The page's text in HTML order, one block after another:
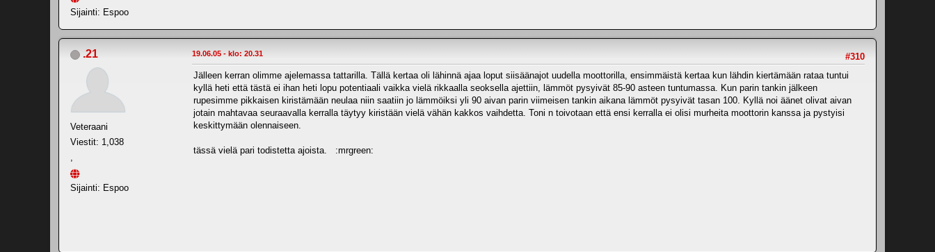
Sijainti: Espoo
.21
Veteraani
Viestit: 1,038
,
Sijainti: Espoo
#310
19.06.05 - klo: 20.31
Jälleen kerran olimme ajelemassa tattarilla. Tällä kertaa oli lähinnä ajaa loput siisäänajot uudella moottorilla, ensimmäistä kertaa kun lähdin kiertämään rataa tuntui
kyllä heti että tästä ei ihan heti lopu potentiaali vaikka vielä rikkaalla seoksella ajettiin, lämmöt pysyivät 85-90 asteen tuntumassa. Kun parin tankin jälkeen
rupesimme pikkaisen kiristämään neulaa niin saatiin jo lämmöiksi yli 90 aivan parin viimeisen tankin aikana lämmöt pysyivät tasan 100. Kyllä noi äänet olivat aivan
jotain mahtavaa seuraavalla kerralla täytyy kiristään vielä vähän kakkos vaihdetta. Toni n toivotaan että ensi kerralla ei olisi murheita moottorin kanssa ja pystyisi
keskittymään olennaiseen.
tässä vielä pari todistetta ajoista. :mrgreen: